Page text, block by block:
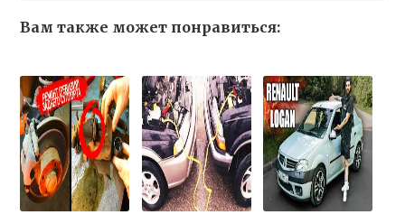
Вам также может понравиться: